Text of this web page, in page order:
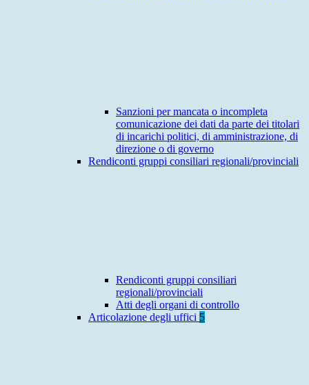
Sanzioni per mancata o incompleta
comunicazione dei dati da parte dei titolari
di incarichi politici, di amministrazione, di
direzione o di governo
Rendiconti gruppi consiliari regionali/provinciali
Rendiconti gruppi consiliari
regionali/provinciali
Atti degli organi di controllo
Articolazione degli uffici 5